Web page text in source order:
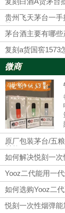
贵州飞天茅台一
信
茅台酒主要有哪
复刻a货国窖1573
微商
原厂包装茅台/五
付款
如何解决悦刻一
Yooz二代能用一
如何选购Yooz二
悦刻一次性烟弹能